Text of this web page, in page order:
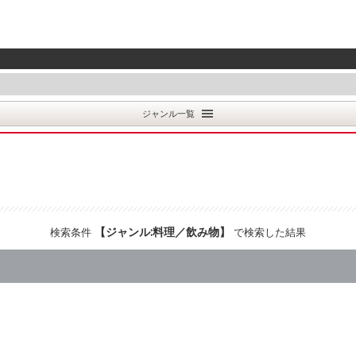
ジャンル一覧
検索条件 【ジャンル:料理／飲み物】 で検索した結果